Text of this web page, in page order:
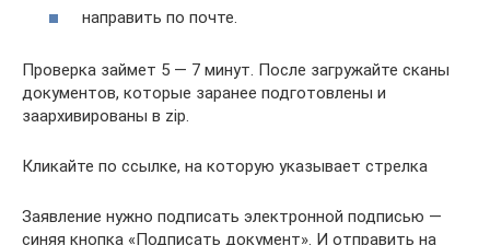
направить по почте.
Проверка займет 5 — 7 минут. После загружайте сканы
документов, которые заранее подготовлены и
заархивированы в zip.
Кликайте по ссылке, на которую указывает стрелка
Заявление нужно подписать электронной подписью —
синяя кнопка «Подписать документ». И отправить на